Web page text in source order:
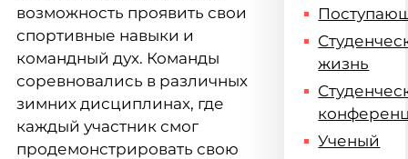
возможность проявить свои
спортивные навыки и
командный дух. Команды
соревновались в различных
зимних дисциплинах, где
каждый участник смог
продемонстрировать свою
жизнь
Ученый